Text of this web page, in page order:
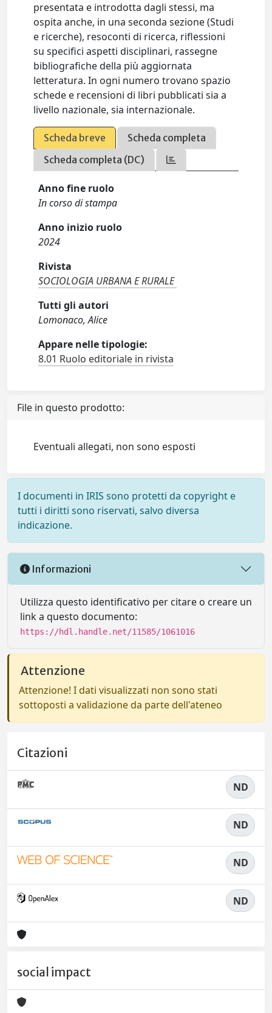
presentata e introdotta dagli stessi, ma
ospita anche, in una seconda sezione (Studi
e ricerche), resoconti di ricerca, riflessioni
su specifici aspetti disciplinari, rassegne
bibliografiche della più aggiornata
letteratura. In ogni numero trovano spazio
schede e recensioni di libri pubblicati sia a
livello nazionale, sia internazionale.
Scheda breve
Scheda completa
Scheda completa (DC)
Anno fine ruolo
In corso di stampa
Anno inizio ruolo
2024
Rivista
SOCIOLOGIA URBANA E RURALE
Tutti gli autori
Lomonaco, Alice
Appare nelle tipologie:
8.01 Ruolo editoriale in rivista
File in questo prodotto:
Eventuali allegati, non sono esposti
I documenti in IRIS sono protetti da copyright e
tutti i diritti sono riservati, salvo diversa
indicazione.
Informazioni
Utilizza questo identificativo per citare o creare un
link a questo documento:
https://hdl.handle.net/11585/1061016
Attenzione
Attenzione! I dati visualizzati non sono stati
sottoposti a validazione da parte dell'ateneo
Citazioni
ND
ND
ND
ND
social impact